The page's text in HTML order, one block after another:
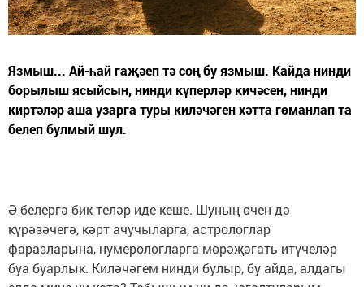
Язмыш... Ай-һай гаҗәеп тә соң бу язмыш. Кайда нинди
борылыш ясыйсын, нинди күперләр кичәсен, нинди
киртәләр аша узарга туры киләчәген хәтта гөманлап та
белеп булмый шул.
Ә белергә бик теләр иде кеше. Шуның өчен дә
күрәзәчегә, кәрт ачучыларга, астрологлар
фаразларына, нумерологларга мөрәҗәгать итүчеләр
буа буарлык. Киләчәгем нинди булыр, бу айда, алдагы